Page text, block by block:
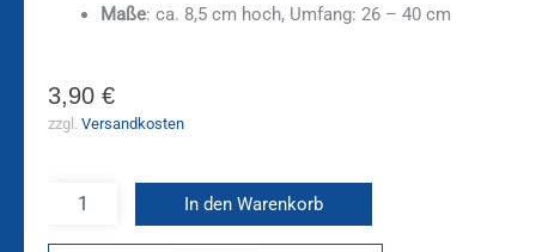
Maße: ca. 8,5 cm hoch, Umfang: 26 – 40 cm
3,90 €
zzgl. Versandkosten
In den Warenkorb